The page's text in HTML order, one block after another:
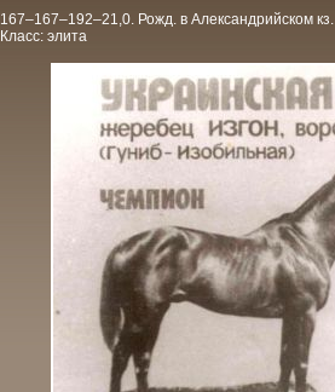
167–167–192–21,0. Рожд. в Александрийском кз.
Класс: элита